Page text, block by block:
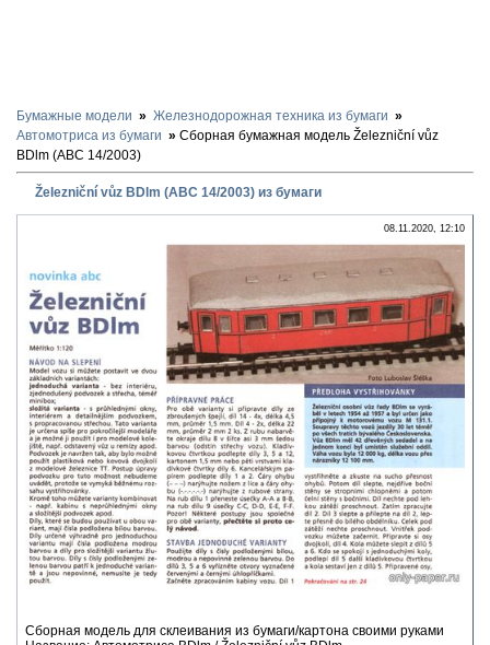
Бумажные модели
Железнодорожная техника из бумаги
Автомотриса из бумаги
Сборная бумажная модель Železniční vůz
BDlm (ABC 14/2003)
Železniční vůz BDlm (ABC 14/2003) из бумаги
08.11.2020, 12:10
Сборная модель для склеивания из бумаги/картона своими руками